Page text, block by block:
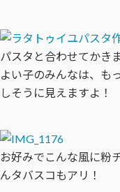
パスタと合わせてかき
よい子のみんなは、も
しそうに見えますよ！
お好みでこんな風に粉
んタバスコもアリ！